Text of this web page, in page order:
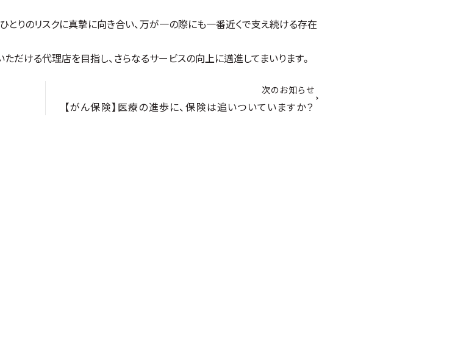
りのリスクに真摯に向き合い、万が一の際にも一番近くで支え続ける存在
ただける代理店を目指し、さらなるサービスの向上に邁進してまいります。
次のお知らせ
【がん保険】医療の進歩に、保険は追いついていますか？